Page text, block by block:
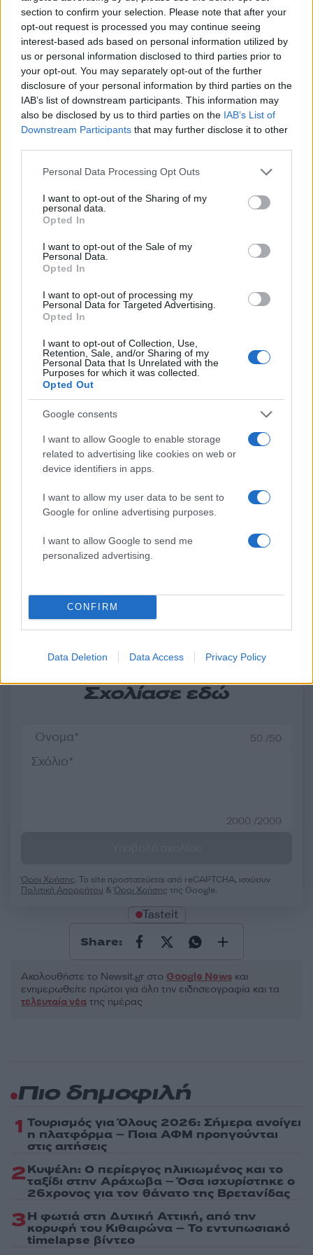
section to confirm your selection. Please note that after your
opt-out request is processed you may continue seeing
interest-based ads based on personal information utilized by
us or personal information disclosed to third parties prior to
your opt-out. You may separately opt-out of the further
disclosure of your personal information by third parties on the
IAB’s list of downstream participants. This information may
also be disclosed by us to third parties on the IAB’s List of
Downstream Participants that may further disclose it to other
Please note that this website/app uses one or more Google
not limited to your visit or usage behaviour. You may click to
grant or deny consent to Google and its third-party tags to
use your data for below specified purposes in below Google
consent section.
Personal Data Processing Opt Outs
I want to opt-out of the Sharing of my
personal data.
Opted In
I want to opt-out of the Sale of my
Personal Data.
Opted In
I want to opt-out of processing my
Personal Data for Targeted Advertising.
Opted In
I want to opt-out of Collection, Use,
Retention, Sale, and/or Sharing of my
Personal Data that Is Unrelated with the
Purposes for which it was collected.
Opted Out
Google consents
I want to allow Google to enable storage
related to advertising like cookies on web or
device identifiers in apps.
I want to allow my user data to be sent to
Google for online advertising purposes.
I want to allow Google to send me
personalized advertising.
CONFIRM
Data Deletion Data Access Privacy Policy
Ετοιμάζουμε το γλάσο ανακατεύοντας τηζάχαρη
άχνη με τογάλακαι τηβανίλιαμέχρι να γίνει
λείο και ελαφρώς ρευστό.
Περιχύνουμε το κέικ με γλάσο, αφήνουμε να
σταθεροποιηθεί πριν το σερβίρουμε.
ΔΙΑΦΗΜΙΣΗ
Σχόλια
Σχολίασε εδώ
50 /50
2000 /2000
Όροι Χρήσης. Το site προστατεύεται από reCAPTCHA, ισχύουν
Πολιτική Απορρήτου &Όροι Χρήσης της Google.
Tasteit
Share:
Ακολουθήστε το Νewsit.gr στο Google News και
ενημερωθείτε πρώτοι για όλη την ειδησεογραφία και τα
τελευταία νέα της ημέρας
Αν τα χάσατε
Από τη θεωρία στην πράξη:
Academy εκπαιδεύει τη νέα
γενιά engineers
Σιροπιαστό κέικ με
ροδόνερο και
την Περσία
Πιο δημοφιλή
1 Τουρισμός για Όλους 2026: Σήμερα ανοίγει
η πλατφόρμα – Ποια ΑΦΜ προηγούνται
στις αιτήσεις
2Κυψέλη: Ο περίεργος ηλικιωμένος και το
ταξίδι στην Αράχωβα – Όσα ισχυρίστηκε ο
26χρονος για τον θάνατο της Βρετανίδας
3Η φωτιά στη Δυτική Αττική, από την
κορυφή του Κιθαιρώνα – Το εντυπωσιακό
timelapse βίντεο